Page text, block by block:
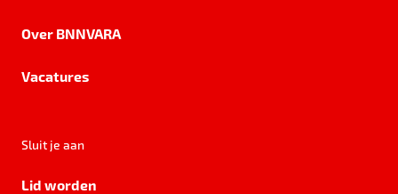
Over BNNVARA
Vacatures
Sluit je aan
Lid worden